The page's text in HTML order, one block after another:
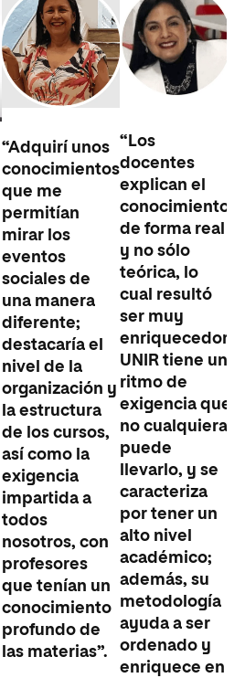
“Adquirí unos
conocimientos
que me
permitían
mirar los
eventos
sociales de
una manera
diferente;
destacaría el
nivel de la
organización y
la estructura
de los cursos,
así como la
exigencia
impartida a
todos
nosotros, con
profesores
que tenían un
conocimiento
profundo de
las materias”.
“Los
docentes
explican el
conocimiento
de forma real
y no sólo
teórica, lo
cual resultó
ser muy
enriquecedor.
UNIR tiene un
ritmo de
exigencia que
no cualquiera
puede
llevarlo, y se
caracteriza
por tener un
alto nivel
académico;
además, su
metodología
ayuda a ser
ordenado y
enriquece en